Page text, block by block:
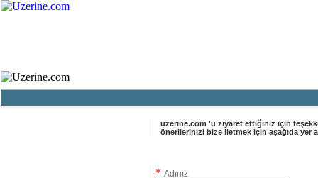
uzerine.com 'u ziyaret ettiğiniz için
önerilerinizi bize iletmek için aşağıda yer
* Adınız